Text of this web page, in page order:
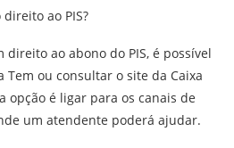
ao PIS?
direito ao abono do PIS, é possível
Tem ou consultar o site da Caixa
opção é ligar para os canais de
um atendente poderá ajudar.